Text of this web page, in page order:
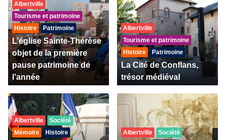
Albertville
Tourisme et patrimoine
Histoire
Patrimoine
L’église Sainte-Thérèse
objet de la première
pause patrimoine de
l’année
Albertville
Tourisme et patrimoine
Histoire
Patrimoine
La Cité de Conflans,
trésor médiéval
Albertville
Société
Mémoire
Histoire
Albertville
Société